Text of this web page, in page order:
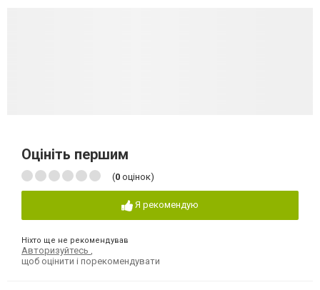
Оцініть першим
(0 оцінок)
Я рекомендую
Ніхто ще не рекомендував
Авторизуйтесь
щоб оцінити і порекомендувати